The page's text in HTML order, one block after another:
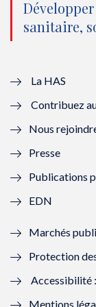
sanitaire,
La HAS
Contribuez
Nous
Presse
Publications
EDN
Marchés
Protection
Accessibilité
Mentions